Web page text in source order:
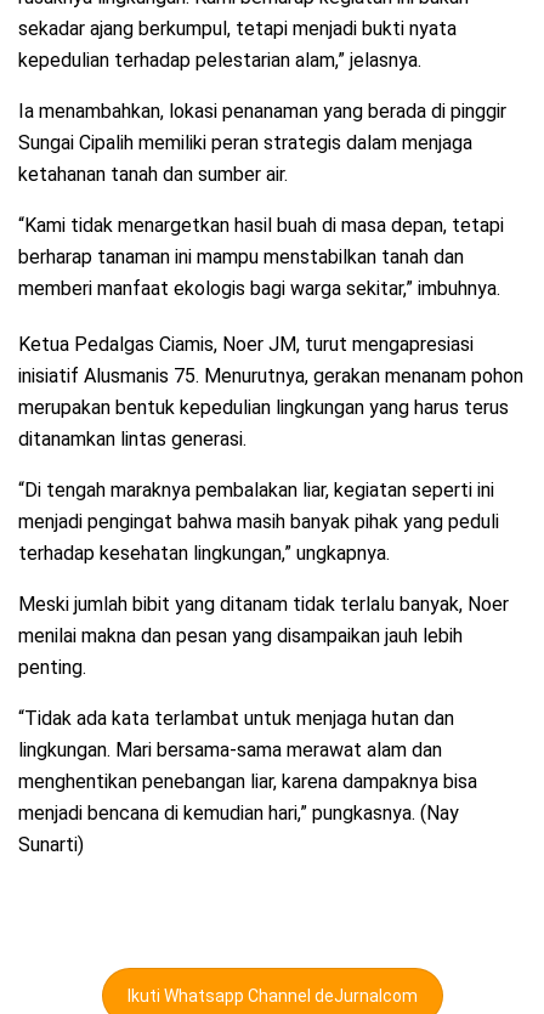
sekadar ajang berkumpul, tetapi menjadi bukti nyata
kepedulian terhadap pelestarian alam,” jelasnya.
Ia menambahkan, lokasi penanaman yang berada di pinggir
Sungai Cipalih memiliki peran strategis dalam menjaga
ketahanan tanah dan sumber air.
“Kami tidak menargetkan hasil buah di masa depan, tetapi
berharap tanaman ini mampu menstabilkan tanah dan
memberi manfaat ekologis bagi warga sekitar,” imbuhnya.
Ketua Pedalgas Ciamis, Noer JM, turut mengapresiasi
inisiatif Alusmanis 75. Menurutnya, gerakan menanam pohon
merupakan bentuk kepedulian lingkungan yang harus terus
ditanamkan lintas generasi.
“Di tengah maraknya pembalakan liar, kegiatan seperti ini
menjadi pengingat bahwa masih banyak pihak yang peduli
terhadap kesehatan lingkungan,” ungkapnya.
Meski jumlah bibit yang ditanam tidak terlalu banyak, Noer
menilai makna dan pesan yang disampaikan jauh lebih
penting.
“Tidak ada kata terlambat untuk menjaga hutan dan
lingkungan. Mari bersama-sama merawat alam dan
menghentikan penebangan liar, karena dampaknya bisa
menjadi bencana di kemudian hari,” pungkasnya. (Nay
Sunarti)
Ikuti Whatsapp Channel deJurnalcom